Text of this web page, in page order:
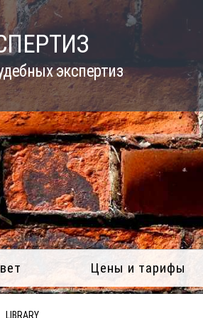
экспертиз
Цены и тарифы
LIBRARY